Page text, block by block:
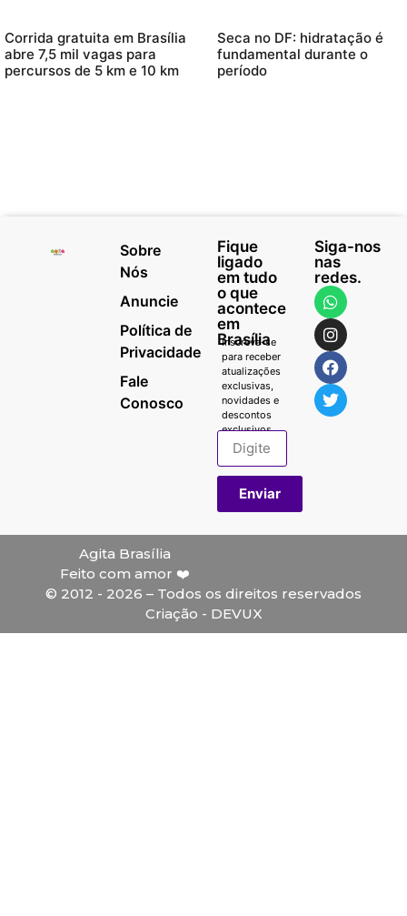
Corrida gratuita em Brasília
abre 7,5 mil vagas para
percursos de 5 km e 10 km
Seca no DF: hidratação é
fundamental durante o
período
Sobre
Nós
Anuncie
Política de
Privacidade
Fale
Conosco
Fique
ligado
em tudo
o que
acontece
em
Brasília
Inscreva-se
para receber
atualizações
exclusivas,
novidades e
descontos
exclusivos.
Enviar
Siga-nos
nas
redes.
Agita Brasília
Feito com amor ❤️
© 2012 - 2026 – Todos os direitos reservados
Criação - DEVUX